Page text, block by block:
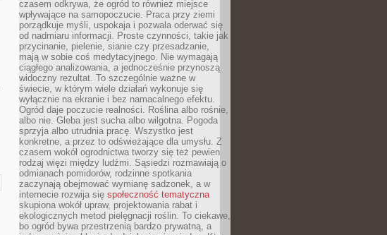
czasem odkrywa, że ogród to również miejsce
wpływające na samopoczucie. Praca przy ziemi
porządkuje myśli, uspokaja i pozwala oderwać się
od nadmiaru informacji. Proste czynności, takie jak
przycinanie, pielenie, sianie czy przesadzanie,
mają w sobie coś medytacyjnego. Nie wymagają
ciągłego analizowania, a jednocześnie przynoszą
widoczny rezultat. To szczególnie ważne w
świecie, w którym wiele działań wykonuje się
wyłącznie na ekranie i bez namacalnego efektu.
Ogród daje poczucie realności. Roślina albo rośnie,
albo nie. Gleba jest sucha albo wilgotna. Pogoda
sprzyja albo utrudnia pracę. Wszystko jest
konkretne, a przez to odświeżające dla umysłu. Z
czasem wokół ogrodnictwa tworzy się też pewien
rodzaj więzi między ludźmi. Sąsiedzi rozmawiają o
odmianach pomidorów, rodzinne spotkania
zaczynają obejmować wymianę sadzonek, a w
internecie rozwija się społeczność tematyczna
skupiona wokół upraw, projektowania rabat i
ekologicznych metod pielęgnacji roślin. To ciekawe,
bo ogród bywa przestrzenią bardzo prywatną, a